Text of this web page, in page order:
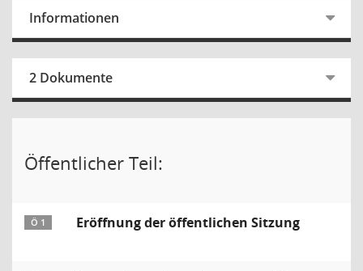
Informationen
2 Dokumente
Öffentlicher Teil:
Ö 1 Eröffnung der öffentlichen Sitzung